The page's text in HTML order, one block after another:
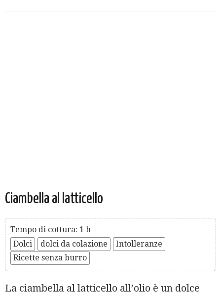
Ciambella al latticello
Tempo di cottura: 1 h
Dolci
dolci da colazione
Intolleranze
Ricette senza burro
La ciambella al latticello all’olio è un dolce